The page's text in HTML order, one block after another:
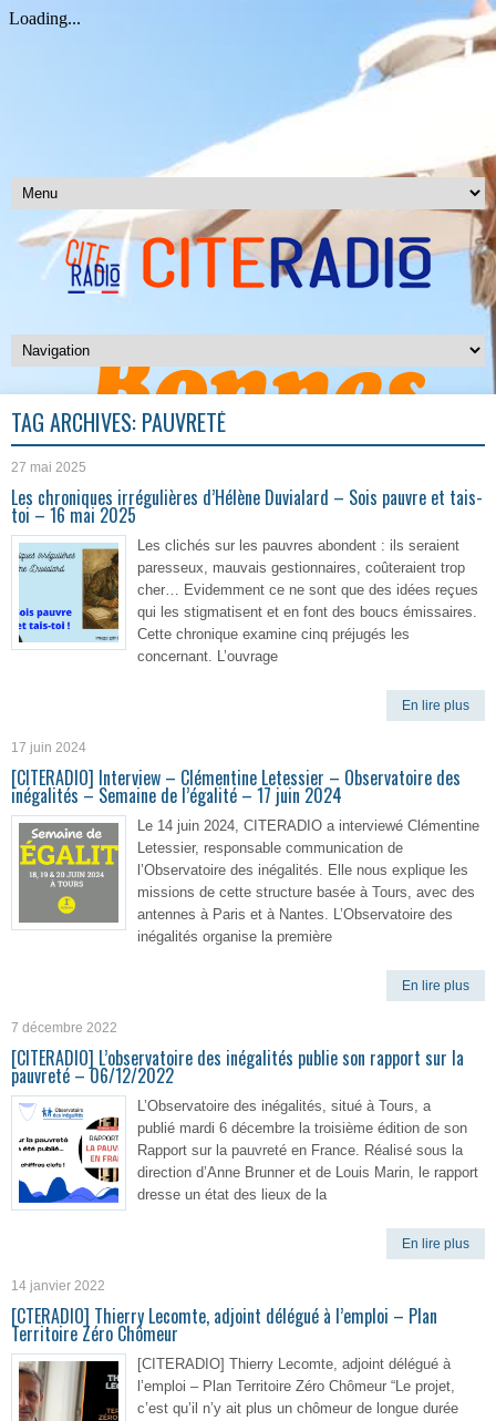
TAG ARCHIVES: PAUVRETÉ
27 mai 2025
Les chroniques irrégulières d’Hélène Duvialard – Sois pauvre et tais-
toi – 16 mai 2025
Les clichés sur les pauvres abondent : ils seraient
paresseux, mauvais gestionnaires, coûteraient trop
cher… Evidemment ce ne sont que des idées reçues
qui les stigmatisent et en font des boucs émissaires.
Cette chronique examine cinq préjugés les
concernant. L’ouvrage
En lire plus
17 juin 2024
[CITERADIO] Interview – Clémentine Letessier – Observatoire des
inégalités – Semaine de l’égalité – 17 juin 2024
Le 14 juin 2024, CITERADIO a interviewé Clémentine
Letessier, responsable communication de
l’Observatoire des inégalités. Elle nous explique les
missions de cette structure basée à Tours, avec des
antennes à Paris et à Nantes. L’Observatoire des
inégalités organise la première
En lire plus
7 décembre 2022
[CITERADIO] L’observatoire des inégalités publie son rapport sur la
pauvreté – 06/12/2022
L’Observatoire des inégalités, situé à Tours, a
publié mardi 6 décembre la troisième édition de son
Rapport sur la pauvreté en France. Réalisé sous la
direction d’Anne Brunner et de Louis Marin, le rapport
dresse un état des lieux de la
En lire plus
14 janvier 2022
[CTERADIO] Thierry Lecomte, adjoint délégué à l’emploi – Plan
Territoire Zéro Chômeur
[CITERADIO] Thierry Lecomte, adjoint délégué à
l’emploi – Plan Territoire Zéro Chômeur “Le projet,
c’est qu’il n’y ait plus un chômeur de longue durée